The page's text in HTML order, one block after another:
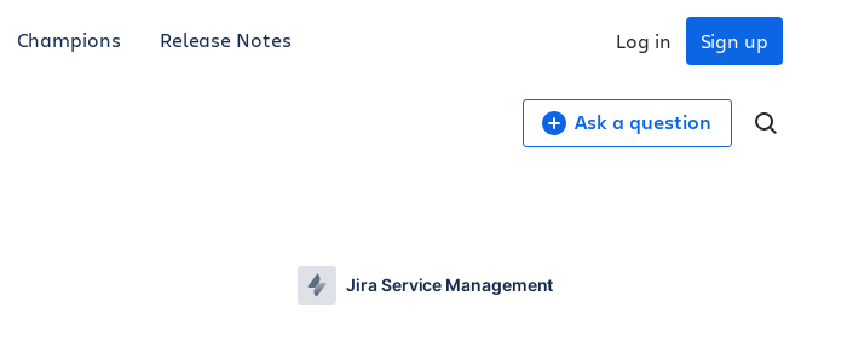
Champions Release Notes Sign up
Log in
Ask a question
Jira Service Management